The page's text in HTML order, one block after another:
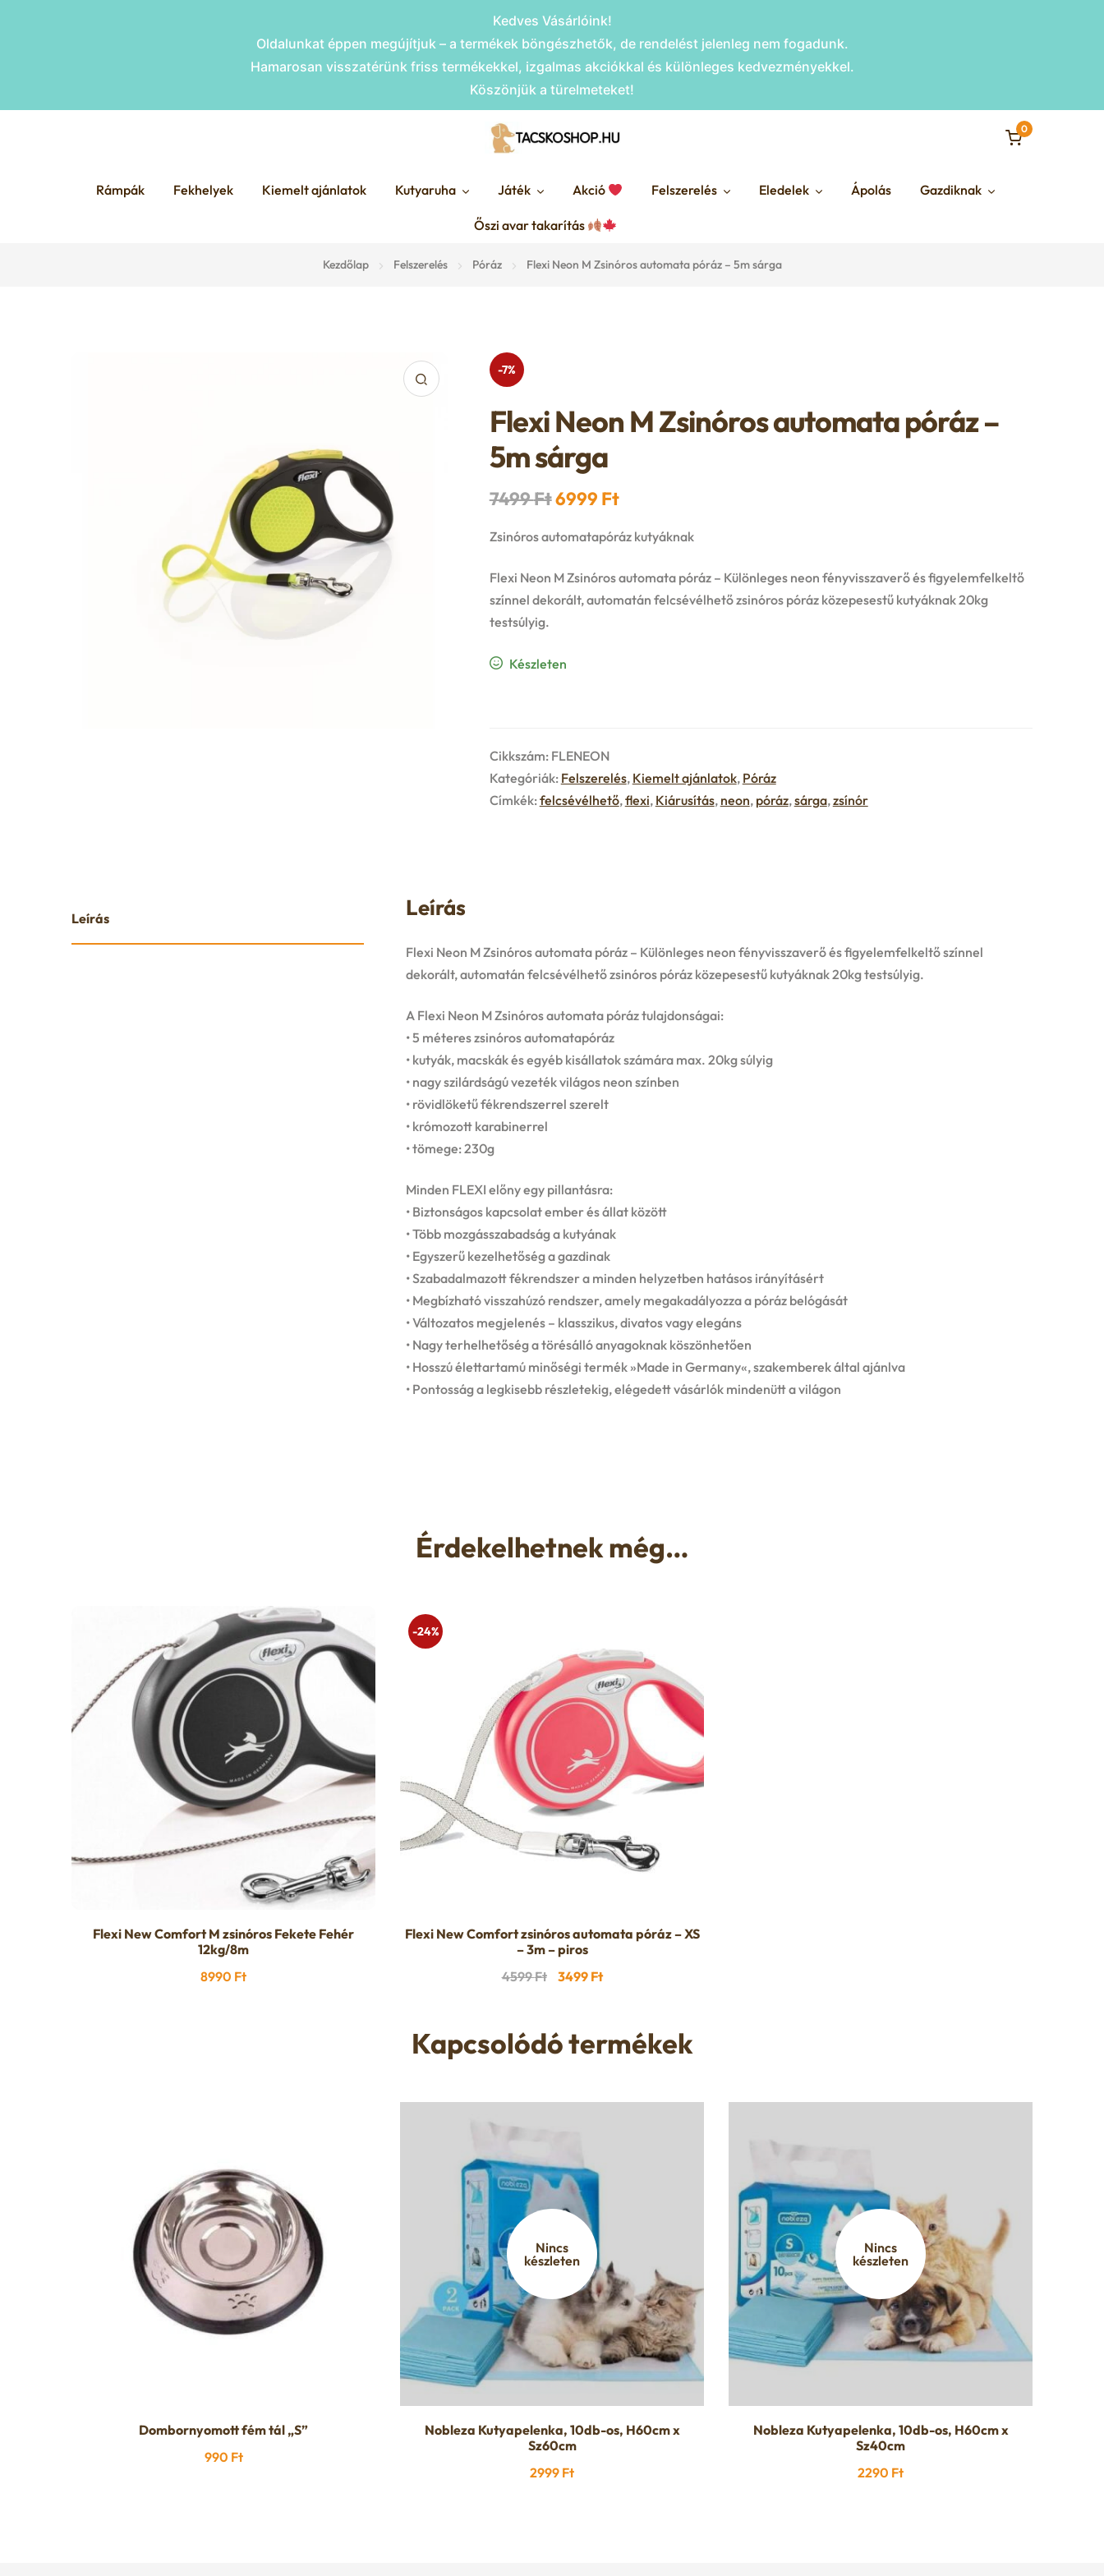
Kedves Vásárlóink!
Oldalunkat éppen megújítjuk – a termékek böngészhetők, de rendelést jelenleg nem fogadunk.
Hamarosan visszatérünk friss termékekkel, izgalmas akciókkal és különleges kedvezményekkel.
Köszönjük a türelmeteket!
navigation
content
0
Rámpák Fekhelyek Kiemelt ajánlatok Kutyaruha Játék Akció Felszerelés Eledelek Ápolás Gazdiknak
Őszi avar takarítás
Kezdőlap Felszerelés Póráz Flexi Neon M Zsinóros automata póráz – 5m sárga
-7%
Flexi Neon M Zsinóros automata póráz –
5m sárga
7499FtOriginal
price
7499 Ft.
6999 FtCurrent
price
6999 Ft.
Zsinóros automatapóráz kutyáknak
Flexi Neon M Zsinóros automata póráz – Különleges neon fényvisszaverő és figyelemfelkeltő
színnel dekorált, automatán felcsévélhető zsinóros póráz közepesestű kutyáknak 20kg
testsúlyig.
Készleten
Cikkszám: FLENEON
Kategóriák: Felszerelés, Kiemelt ajánlatok, Póráz
Címkék:felcsévélhető,flexi, Kiárusítás, neon, póráz,sárga,zsínór
Leírás Leírás
Flexi Neon M Zsinóros automata póráz – Különleges neon fényvisszaverő és figyelemfelkeltő színnel
dekorált, automatán felcsévélhető zsinóros póráz közepesestű kutyáknak 20kg testsúlyig.
A Flexi Neon M Zsinóros automata póráz tulajdonságai:
• 5 méteres zsinóros automatapóráz
• kutyák, macskák és egyéb kisállatok számára max. 20kg súlyig
• nagy szilárdságú vezeték világos neon színben
• rövidlöketű fékrendszerrel szerelt
• krómozott karabinerrel
• tömege: 230g
Minden FLEXI előny egy pillantásra:
• Biztonságos kapcsolat ember és állat között
• Több mozgásszabadság a kutyának
• Egyszerű kezelhetőség a gazdinak
• Szabadalmazott fékrendszer a minden helyzetben hatásos irányításért
• Megbízható visszahúzó rendszer, amely megakadályozza a póráz belógását
• Változatos megjelenés – klasszikus, divatos vagy elegáns
• Nagy terhelhetőség a törésálló anyagoknak köszönhetően
• Hosszú élettartamú minőségi termék »Made in Germany«, szakemberek által ajánlva
• Pontosság a legkisebb részletekig, elégedett vásárlók mindenütt a világon
Érdekelhetnek még…
Flexi New Comfort M zsinóros Fekete Fehér
12kg/8m
8990 Ft
-24%
Flexi New Comfort zsinóros automata póráz – XS
– 3m – piros
4599Ft Original
4599 Ft.
3499 FtCurrent
3499 Ft.
Kapcsolódó termékek
Dombornyomott fém tál „S”
990 Ft
Nincs
készleten
Nobleza Kutyapelenka, 10db-os, H60cm x
Sz60cm
2999 Ft
Nincs
készleten
Nobleza Kutyapelenka, 10db-os, H60cm x
Sz40cm
2290 Ft